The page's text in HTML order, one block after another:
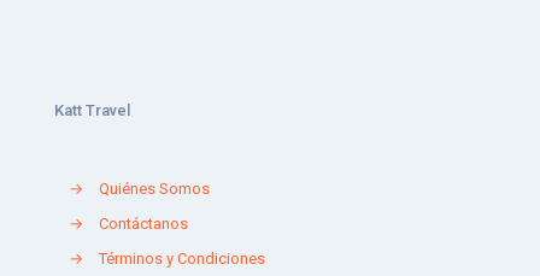
Katt Travel
→
Quiénes Somos
→
Contáctanos
→
Términos y Condiciones